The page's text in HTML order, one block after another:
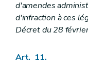
d'amendes
d'infraction à ces
Décret du 28
Art. 11.